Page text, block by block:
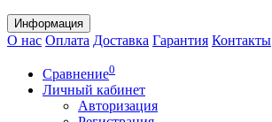
Информация
О нас Оплата Доставка Гарантия Контакты
Сравнение0
Личный кабинет
Авторизация